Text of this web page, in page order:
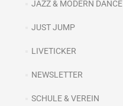
JAZZ & MODERN DANCE
JUST JUMP
LIVETICKER
NEWSLETTER
SCHULE & VEREIN